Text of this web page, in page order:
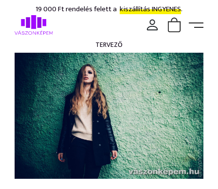
19 000 Ft rendelés felett a kiszállítás INGYENES.
TERVEZŐ